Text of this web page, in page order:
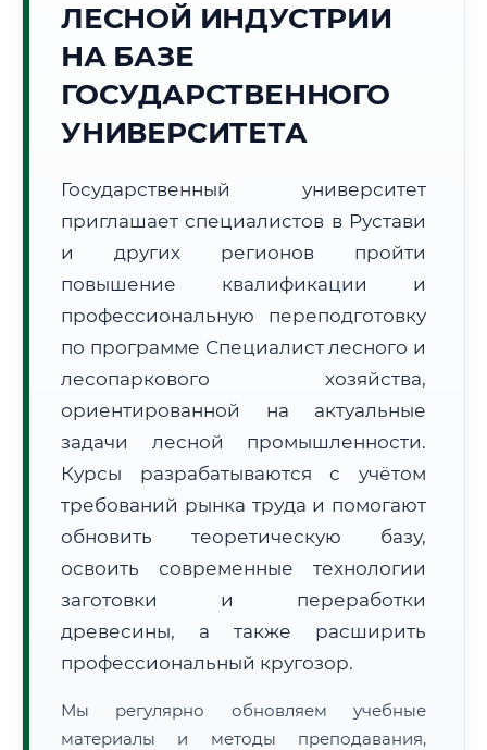
🌅 Восход:05:59 🌇 Закат:
20:12
Световой день:
Тел. код:
+995 (341)
Формат учебы:
Дистанционно
🗺️ Зона обслуживания: г. Рустави
Расчет логистики оригиналов:
• Маршрут транзита:~3 129 км
📜 Документы и аккредитация ФИС ФРДО
ЛЕСНОЙ ИНДУСТРИИ
НА БАЗЕ
ГОСУДАРСТВЕННОГО
УНИВЕРСИТЕТА
Государственный университет
приглашает специалистов в Рустави
и других регионов пройти
повышение квалификации и
профессиональную переподготовку
по программе Специалист лесного и
лесопаркового хозяйства,
ориентированной на актуальные
задачи лесной промышленности.
Курсы разрабатываются с учётом
требований рынка труда и помогают
обновить теоретическую базу,
освоить современные технологии
заготовки и переработки
древесины, а также расширить
профессиональный кругозор.
Мы регулярно обновляем учебные
материалы и методы преподавания,